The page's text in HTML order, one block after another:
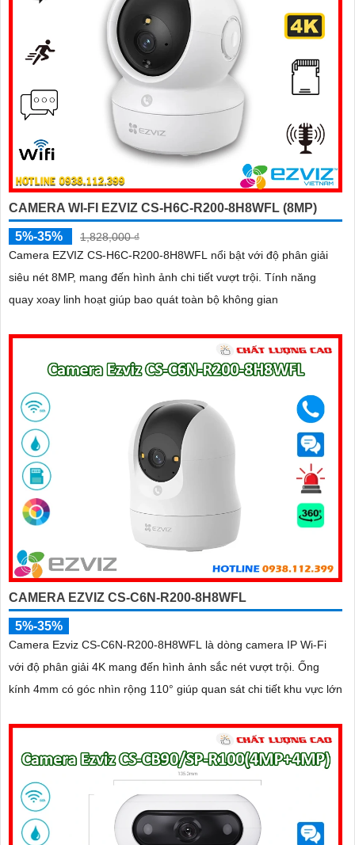
CAMERA WI-FI EZVIZ CS-H6C-R200-8H8WFL (8MP)
5%-35%
1,828,000 ₫
Camera EZVIZ CS-H6C-R200-8H8WFL nổi bật với độ phân giải
siêu nét 8MP, mang đến hình ảnh chi tiết vượt trội. Tính năng
quay xoay linh hoạt giúp bao quát toàn bộ không gian
CAMERA EZVIZ CS-C6N-R200-8H8WFL
5%-35%
Camera Ezviz CS-C6N-R200-8H8WFL là dòng camera IP Wi-Fi
với độ phân giải 4K mang đến hình ảnh sắc nét vượt trội. Ống
kính 4mm có góc nhìn rộng 110° giúp quan sát chi tiết khu vực lớn